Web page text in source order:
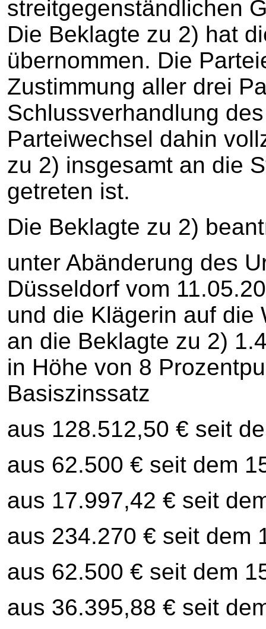
streitgegenständlichen
Die Beklagte zu 2) hat
übernommen. Die
Zustimmung aller drei
Schlussverhandlung
Parteiwechsel dahin
zu 2) insgesamt an die
getreten ist.
Die Beklagte zu 2)
unter Abänderung des
Düsseldorf vom
und die Klägerin auf die
an die Beklagte zu 2)
in Höhe von 8
Basiszinssatz
aus 128.512,50 € seit
aus 62.500 € seit dem
aus 17.997,42 € seit
aus 234.270 € seit dem
aus 62.500 € seit dem
aus 36.395,88 € seit